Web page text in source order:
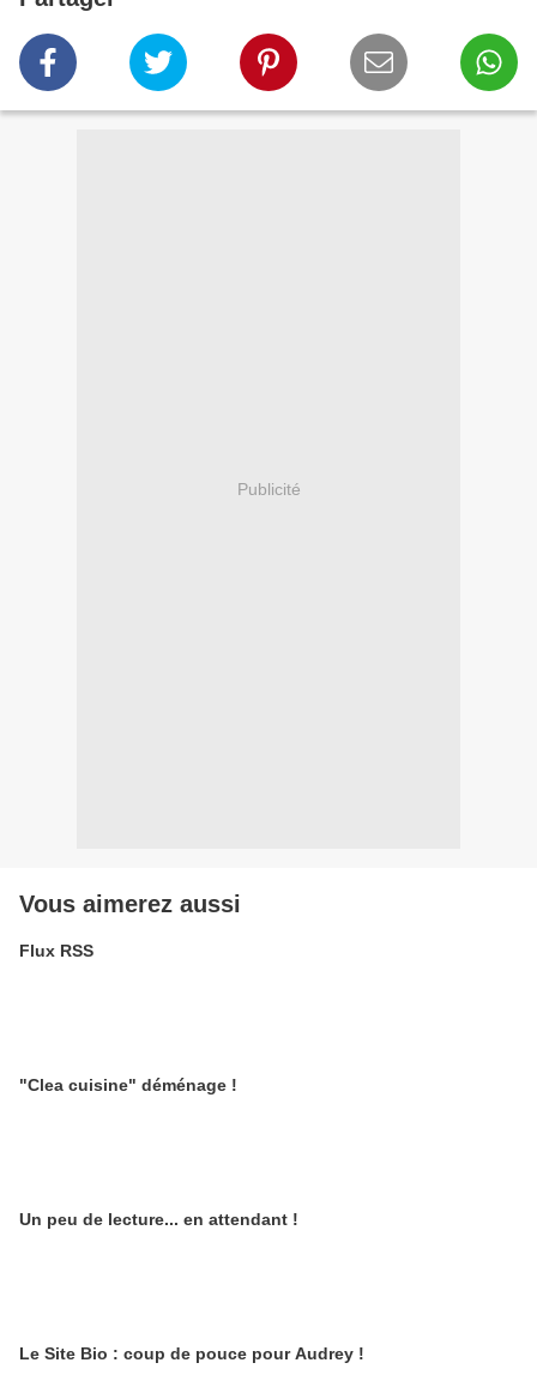
Publicité
Vous aimerez aussi
Flux RSS
"Clea cuisine" déménage !
Un peu de lecture... en attendant !
Le Site Bio : coup de pouce pour Audrey !